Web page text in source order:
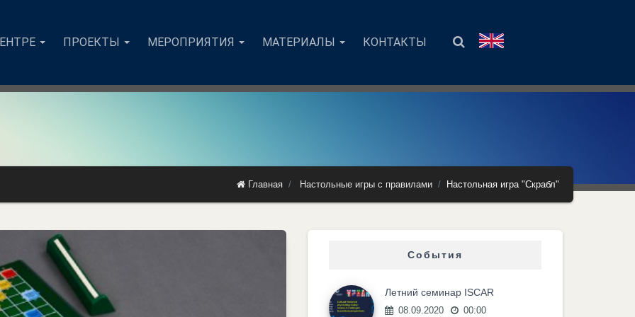
ПРОЕКТЫ МЕРОПРИЯТИЯ МАТЕРИАЛЫ КОНТАКТЫ
Главная Настольные игры с правилами Настольная игра "Скрабл"
События
Летний семинар ISCAR
08.09.2020 00:00